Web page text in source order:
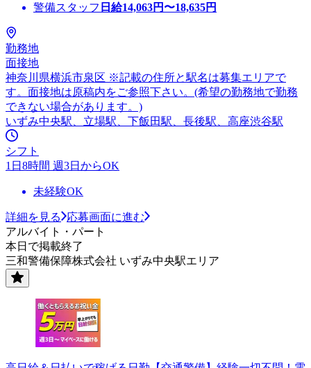
警備スタッフ 日給14,063円〜18,635円
勤務地
面接地
神奈川県横浜市泉区 ※記載の住所と駅名は募集エリアで
す。面接地は原稿内をご参照下さい。(希望の勤務地で勤務
できない場合があります。)
いずみ中央駅、立場駅、下飯田駅、長後駅、高座渋谷駅
シフト
1日8時間 週3日からOK
未経験OK
詳細を見る
応募画面に進む
アルバイト・パート
本日で掲載終了
三和警備保障株式会社 いずみ中央駅エリア